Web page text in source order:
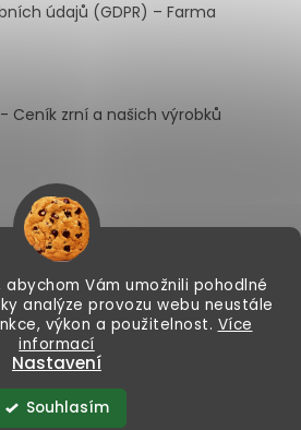
abychom Vám umožnili pohodlné
analýze provozu webu neustále
výkon a použitelnost. Více
informací
Nastavení
Souhlasím
sklizená. Nabízet ji
srpna. 🌱
údajů (GDPR) – Farma
Ceník zrní a našich výrobků
Vytvořil Shoptet
vyhrazena.